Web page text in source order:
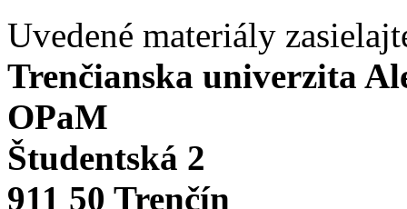
Uvedené materiály
Trenčianska univerzita
OPaM
Študentská 2
911 50 Trenčín